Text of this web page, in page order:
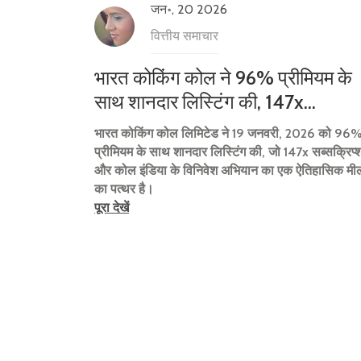
जन॰, 20 2026
वित्तीय समाचार
भारत कोकिंग कोल ने 96% प्रीमियम के
साथ शानदार लिस्टिंग की, 147x
सब्सक्रिप्शन रिकॉर्ड
भारत कोकिंग कोल लिमिटेड ने 19 जनवरी, 2026 को 96%
प्रीमियम के साथ शानदार लिस्टिंग की, जो 147x
और कोल इंडिया के विनिवेश अभियान का एक ऐतिहासिक
का पत्थर है।
पूरा देखें